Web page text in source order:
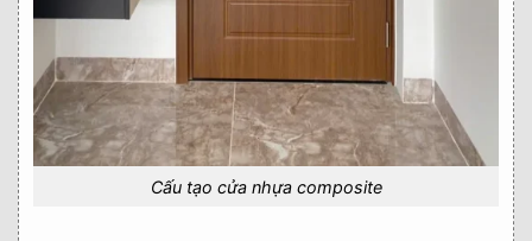
Cấu tạo cửa nhựa composite